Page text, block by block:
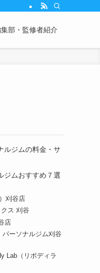
部・監修者紹介
ルジムの料金・サ
ジムおすすめ７選
刈谷店
ス 刈谷
店
パーソナルジム刈谷
Lab（リボディラ